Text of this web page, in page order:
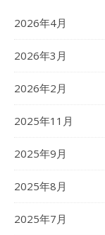
2026年4月
2026年3月
2026年2月
2025年11月
2025年9月
2025年8月
2025年7月